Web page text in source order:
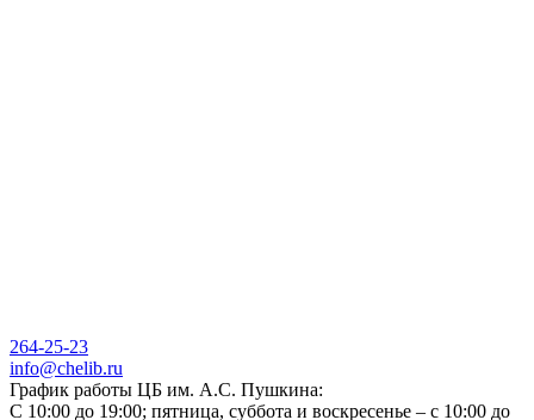
264-25-23
info@chelib.ru
График работы ЦБ им. А.С. Пушкина:
С 10:00 до 19:00; пятница, суббота и воскресенье – с 10:00 до